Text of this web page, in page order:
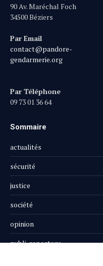
90 Av. Maréchal Foch
34500 Béziers
Par Email
contact@pandore-
gendarmerie.org
Par Téléphone
09 73 01 36 64
Sommaire
actualités
sécurité
justice
société
opinion
publi-reportage